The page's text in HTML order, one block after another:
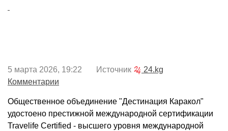
5 марта 2026, 19:22 Источник
24.kg
Комментарии
Общественное объединение "Дестинация Каракол"
удостоено престижной международной сертификации
Travelife Certified - высшего уровня международной